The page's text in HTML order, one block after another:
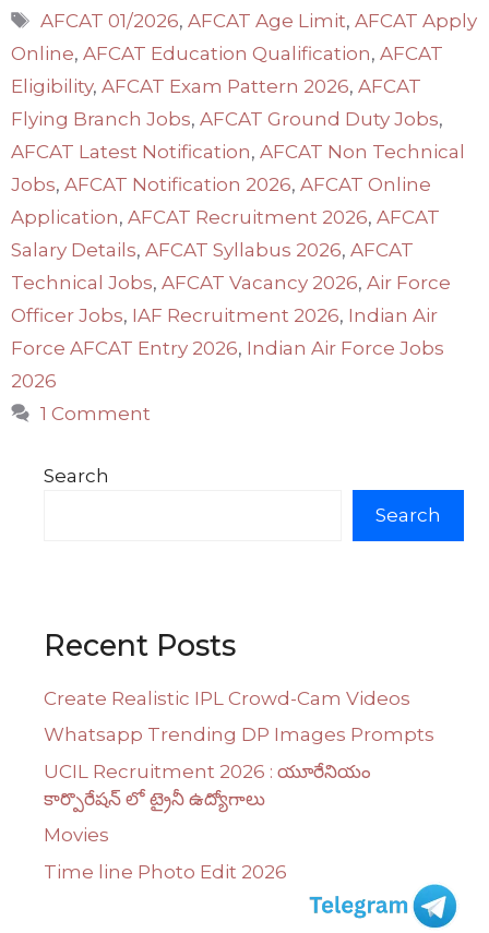
Tags
AFCAT 01/2026,AFCAT Age Limit,AFCAT Apply
Online, AFCAT Education Qualification, AFCAT
Eligibility, AFCAT Exam Pattern 2026, AFCAT
Flying Branch Jobs, AFCAT Ground Duty Jobs,
AFCAT Latest Notification, AFCAT Non Technical
Jobs, AFCAT Notification 2026, AFCAT Online
Application, AFCAT Recruitment 2026, AFCAT
Salary Details, AFCAT Syllabus 2026, AFCAT
Technical Jobs, AFCAT Vacancy 2026, Air Force
Officer Jobs, IAF Recruitment 2026, Indian Air
Force AFCAT Entry 2026, Indian Air Force Jobs
2026
1 Comment
Search
Search
Recent Posts
Create Realistic IPL Crowd-Cam Videos
Whatsapp Trending DP Images Prompts
UCIL Recruitment 2026 : యూరేనియం
కార్పొరేషన్ లో ట్రైనీ ఉద్యోగాలు
Movies
Time line Photo Edit 2026